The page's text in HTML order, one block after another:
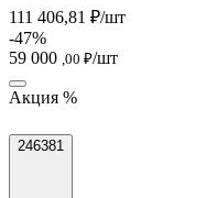
111 406,81 ₽/шт
-47%
59 000 ,00 ₽/шт
Акция %
246381